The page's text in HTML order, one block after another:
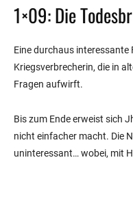
1×09: Die
Eine durchaus interessante
Kriegsverbrecherin, die in
Fragen aufwirft.
Bis zum Ende erweist sich
nicht einfacher macht. Die
uninteressant… wobei, mit